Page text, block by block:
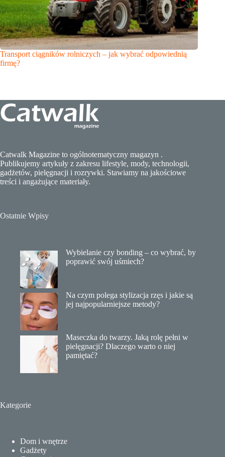
Transport ciągników rolniczych – jak wybrać odpowiednią
firmę?
Catwalk Magazine to ogólnotematyczny magazyn .
Publikujemy artykuły z zakresu lifestyle, mody, technologii,
gadżetów, pielęgnacji i rozrywki. Stawiamy na jakościowe
treści i angażujące materiały.
Ostatnie Wpisy
Wybielanie czy bonding – co wybrać, by
poprawić swój uśmiech?
Na czym polega stylizacja rzęs i jakie są
jej najpopularniejsze metody?
Maseczka do twarzy. Jaką rolę pełni w
pielęgnacji? Dlaczego warto o niej
pamiętać?
Kategorie
Dom i wnętrze
Gadżety